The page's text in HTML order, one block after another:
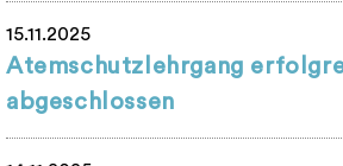
15.11.2025
Atemschutzlehrgang
abgeschlossen